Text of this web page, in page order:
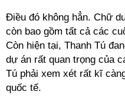
Điều đó không hẳn. Chữ
còn bao gồm tất cả các
Còn hiện tại, Thanh Tú
dự án rất quan trọng của
Tú phải xem xét rất kĩ
quốc tế.